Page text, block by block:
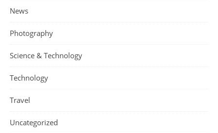
News
Photography
Science & Technology
Technology
Travel
Uncategorized